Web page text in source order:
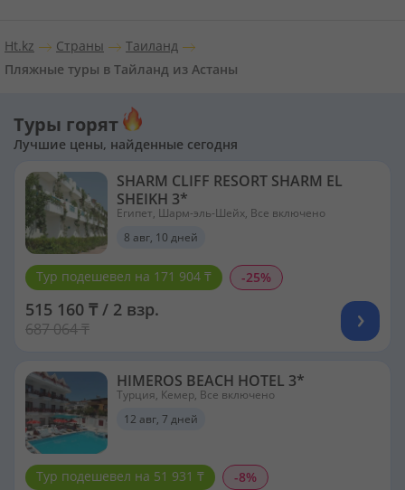
Ht.kz Страны
Таиланд
Пляжные туры в Тайланд из Астаны
Туры горят
Лучшие цены, найденные сегодня
SHARM CLIFF RESORT SHARM EL
SHEIKH 3*
Египет, Шарм-эль-Шейх, Все включено
8 авг, 10 дней
Тур подешевел на 171 904 ₸ -25%
515 160 ₸ / 2 взр.
687 064 ₸
HIMEROS BEACH HOTEL 3*
Турция, Кемер, Все включено
12 авг, 7 дней
Тур подешевел на 51 931 ₸ -8%